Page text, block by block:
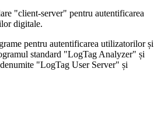
"client-server" pentru autentificarea
digitale.
pentru autentificarea utilizatorilor și
standard "LogTag Analyzer" și
"LogTag User Server" și